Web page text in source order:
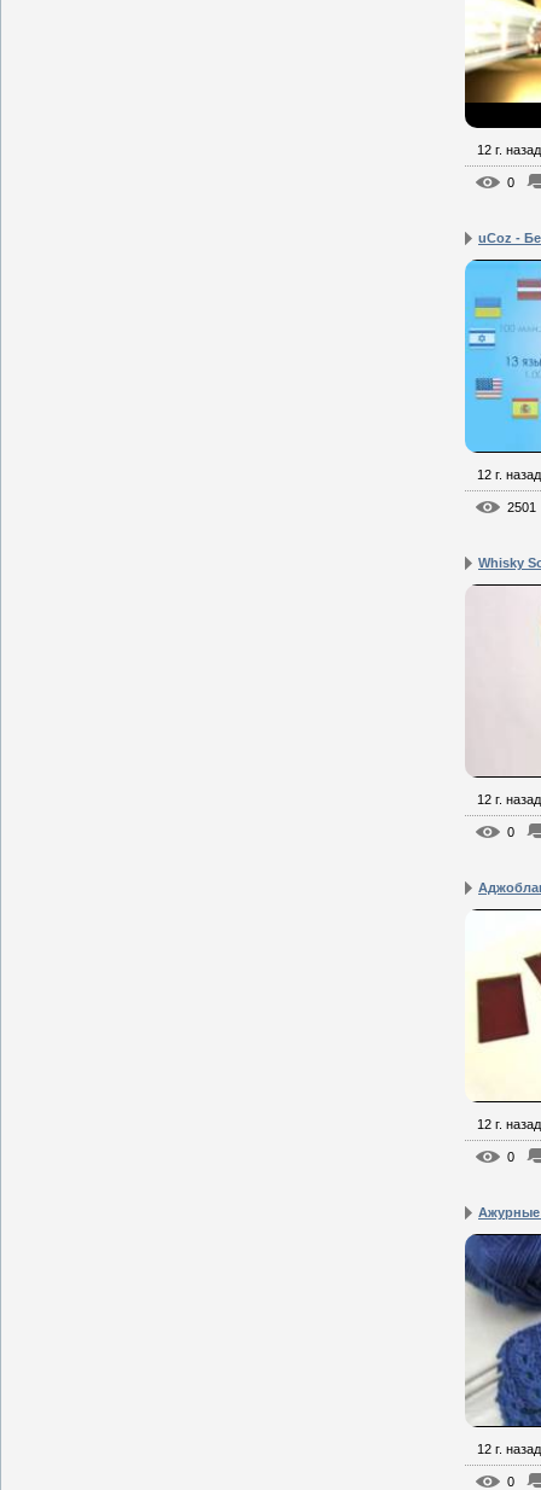
12 г. назад
0
uCoz -
12 г. назад
2501
Whisky
12 г. назад
0
12 г. назад
0
12 г. назад
0